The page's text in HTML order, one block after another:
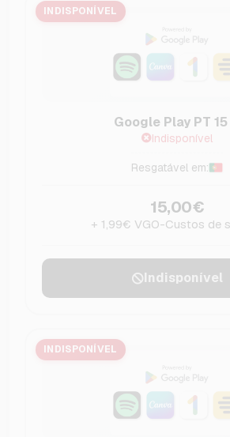
INDISPONÍVEL
Google Play PT
Indisponível
Resgatável em:
15,00€
+ 1,99€ VGO-Custos de
Indisponível
INDISPONÍVEL